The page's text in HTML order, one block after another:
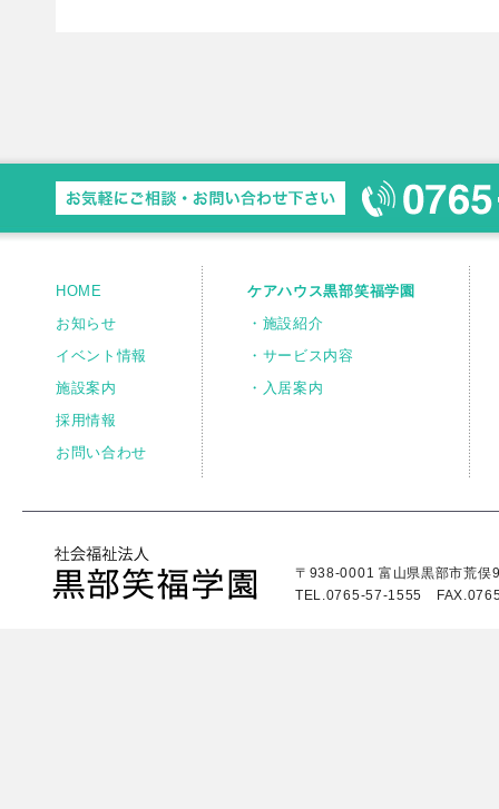
HOME
お知らせ
イベント情報
施設案内
採用情報
お問い合わせ
ケアハウス黒部笑福学園
・施設紹介
・サービス内容
・入居案内
〒938-0001 富山県黒部市荒俣
TEL.0765-57-1555